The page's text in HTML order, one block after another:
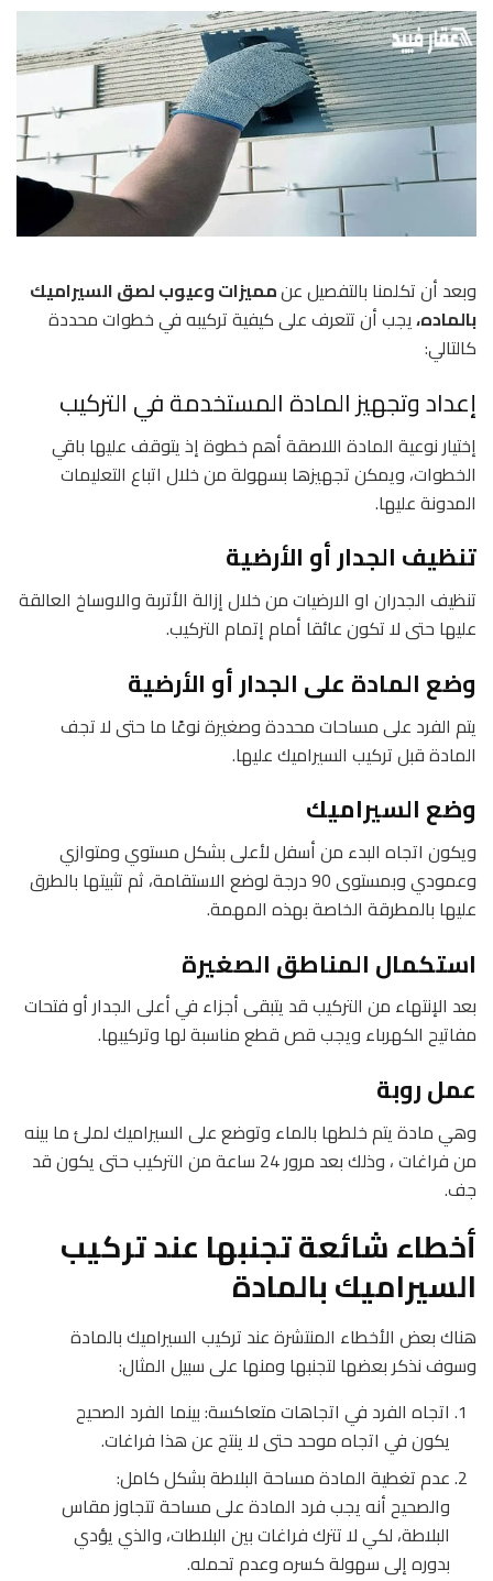
وبعد أن تكلمنا بالتفصيل عنمميزات وعيوب لصق السيراميك
بالماده،يجب أن تتعرف على كيفية تركيبه في خطوات محددة
كالتالي:
إعداد وتجهيز المادة المستخدمة في التركيب
إختيار نوعية المادة اللاصقة أهم خطوة إذ يتوقف عليها باقي
الخطوات، ويمكن تجهيزها بسهولة من خلال اتباع التعليمات
المدونة عليها.
تنظيف الجدار أو الأرضية
تنظيف الجدران او الارضيات من خلال إزالة الأتربة والاوساخ العالقة
عليها حتى لا تكون عائقا أمام إتمام التركيب.
وضع المادة على الجدار أو الأرضية
يتم الفرد على مساحات محددة وصغيرة نوعًا ما حتى لا تجف
المادة قبل تركيب السيراميك عليها.
وضع السيراميك
ويكون اتجاه البدء من أسفل لأعلى بشكل مستوي ومتوازي
وعمودي وبمستوى 90 درجة لوضع الاستقامة، ثم تثبيتها بالطرق
عليها بالمطرقة الخاصة بهذه المهمة.
استكمال المناطق الصغيرة
بعد الإنتهاء من التركيب قد يتبقى أجزاء في أعلى الجدار أو فتحات
مفاتيح الكهرباء ويجب قص قطع مناسبة لها وتركيبها.
عمل روبة
وهي مادة يتم خلطها بالماء وتوضع على السيراميك لملئ ما بينه
من فراغات ، وذلك بعد مرور 24 ساعة من التركيب حتى يكون قد
جف.
أخطاء شائعة تجنبها عند تركيب
السيراميك بالمادة
هناك بعض الأخطاء المنتشرة عند تركيب السيراميك بالمادة
وسوف نذكر بعضها لتجنبها ومنها على سبيل المثال:
اتجاه الفرد في اتجاهات متعاكسة: بينما الفرد الصحيح
يكون في اتجاه موحد حتى لا ينتج عن هذا فراغات.
عدم تغطية المادة مساحة البلاطة بشكل كامل:
والصحيح أنه يجب فرد المادة على مساحة تتجاوز مقاس
البلاطة، لكي لا تترك فراغات بين البلاطات، والذي يؤدي
بدوره إلى سهولة كسره وعدم تحمله.